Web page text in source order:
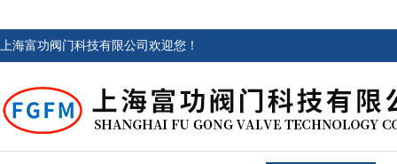
上海富功阀门科技有限公司欢迎您！